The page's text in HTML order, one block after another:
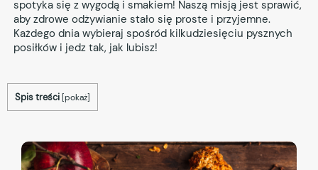
spotyka się z wygodą i smakiem! Naszą misją jest sprawić,
aby zdrowe odżywianie stało się proste i przyjemne.
Każdego dnia wybieraj spośród kilkudziesięciu pysznych
posiłków i jedz tak, jak lubisz!
Spis treści [pokaż]